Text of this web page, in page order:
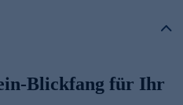
Qualität
Blickfang für Ihr